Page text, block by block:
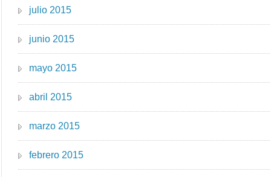
julio 2015
junio 2015
mayo 2015
abril 2015
marzo 2015
febrero 2015